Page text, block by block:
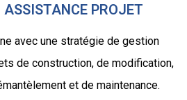
ASSISTANCE PROJET
avec une stratégie de gestion
de construction, de modification,
et de maintenance.